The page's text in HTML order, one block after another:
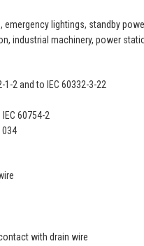
emergency lightings, standby
industrial machinery, power
2 and to IEC 60332-3-22
60754-2
with drain wire